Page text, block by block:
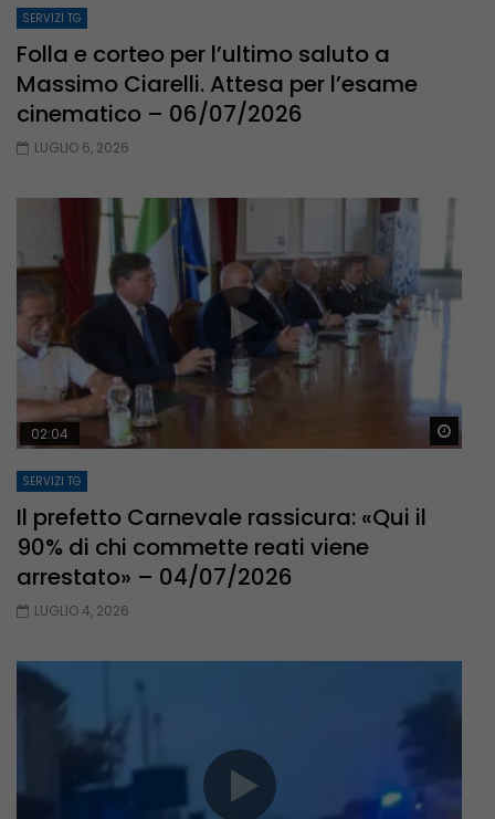
SERVIZI TG
Folla e corteo per l’ultimo saluto a
Massimo Ciarelli. Attesa per l’esame
cinematico – 06/07/2026
LUGLIO 6, 2026
02:04
SERVIZI TG
Il prefetto Carnevale rassicura: «Qui il
90% di chi commette reati viene
arrestato» – 04/07/2026
LUGLIO 4, 2026